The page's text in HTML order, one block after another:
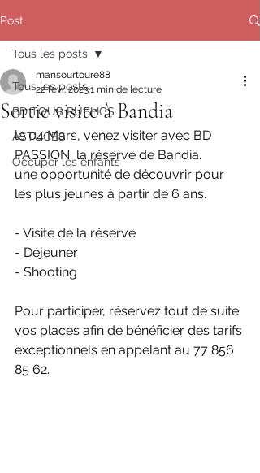
Post
Tous les posts
BD TOUS PUBLICS
ASTUCES
Occuper les enfants
Tous les posts
Sortie visite à Bandia
mansourtoure88
22 févr. 20231 min de lecture
le 04 Mars, venez visiter avec BD
PASSION  la réserve de Bandia.
une opportunité de découvrir pour
les plus jeunes à partir de 6 ans.
- Visite de la réserve
- Déjeuner
- Shooting
Pour participer, réservez tout de suite
vos places afin de bénéficier des tarifs
exceptionnels en appelant au 77 856
85 62.